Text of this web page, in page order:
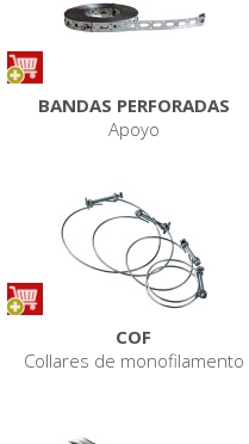
BANDAS PERFORADAS
Apoyo
COF
Collares de monofilamento